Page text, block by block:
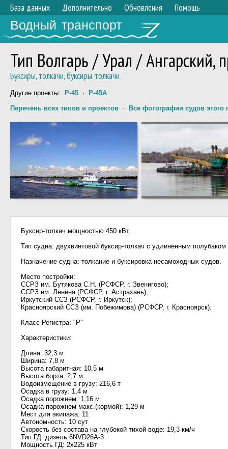
База данных Дополнительно Обновления Помощь
Водный транспорт
Тип Волгарь / Урал / Ангарский,
Буксиры, толкачи, буксиры-толкачи
Другие проекты: Р-45 ·
Р-45А
Перечень всех типов и проектов · Все фотографии судов этого
Буксир-толкач мощностью 450 кВт.
Тип судна: двухвинтовой буксир-толкач с удлинённым
Назначение судна: толкание и буксировка несамоходных судов.
Место постройки:
ССРЗ им. Бутякова С.Н. (РСФСР, г. Звенигово);
ССРЗ им. Ленина (РСФСР, г. Астрахань);
Иркутский ССЗ (РСФСР, г. Иркутск);
Красноярский ССЗ (им. Побежимова) (РСФСР, г. Красноярск).
Класс Регистра: "Р"
Характеристики:
Длина: 32,3 м
Ширина: 7,8 м
Высота габаритная: 10,5 м
Высота борта: 2,7 м
Водоизмещение в грузу: 216,6 т
Осадка в грузу: 1,4 м
Осадка порожнем: 1,16 м
Осадка порожнем макс.(кормой): 1,29 м
Мест для экипажа: 11
Автономность: 10 сут
Скорость без состава на глубокой тихой воде: 19,3 км/ч
Тип ГД: дизель 6NVD26A-3
Мощность ГД: 2х225 кВт